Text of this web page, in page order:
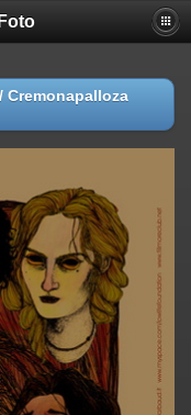
/ Cremonapalloza